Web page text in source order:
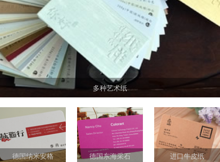
多种艺术纸
德国纳米安格 德国东海采石 进口牛皮纸